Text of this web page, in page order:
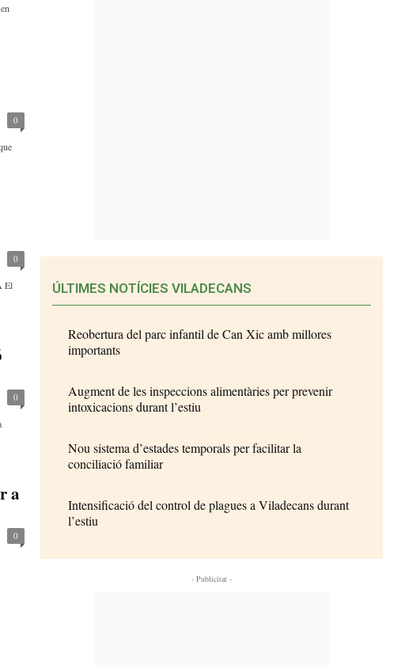
0
0
El
0
a
0
ÚLTIMES NOTÍCIES VILADECANS
Reobertura del parc infantil de Can Xic amb millores
importants
Augment de les inspeccions alimentàries per prevenir
intoxicacions durant l’estiu
Nou sistema d’estades temporals per facilitar la
conciliació familiar
Intensificació del control de plagues a Viladecans durant
l’estiu
- Publicitat -